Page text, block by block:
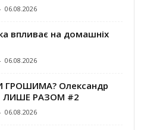
06.08.2026
впливає на домашніх
06.08.2026
ГРОШИМА? Олександр
ЛИШЕ РАЗОМ #2
06.08.2026